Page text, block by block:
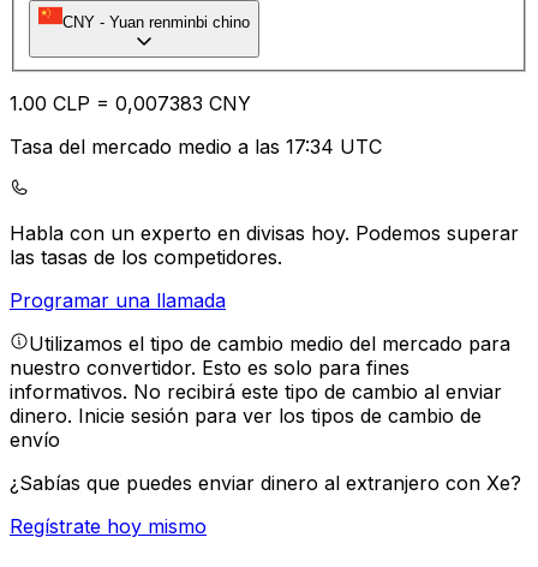
CNY - Yuan renminbi chino
1.00 CLP = 0,007383 CNY
Tasa del mercado medio a las 17:34 UTC
Habla con un experto en divisas hoy. Podemos superar
las tasas de los competidores.
Programar una llamada
Utilizamos el tipo de cambio medio del mercado para
nuestro convertidor. Esto es solo para fines
informativos. No recibirá este tipo de cambio al enviar
dinero. Inicie sesión para ver los tipos de cambio de
envío
¿Sabías que puedes enviar dinero al extranjero con Xe?
Regístrate hoy mismo